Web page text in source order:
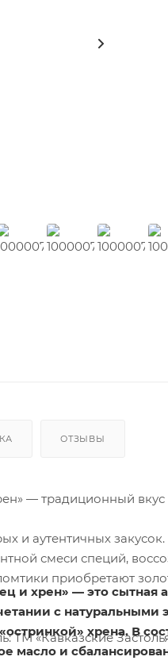
ОТЗЫВЫ
— традиционный
и аутентичных
смеси специй,
приобретают
ТМ «Кавказские
и хрен» — это
с натуральными
хрена. В
масло и